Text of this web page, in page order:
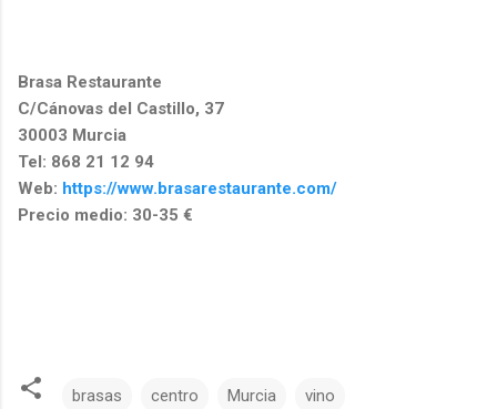
Brasa Restaurante
C/Cánovas del Castillo, 37
30003 Murcia
Tel: 868 21 12 94
Web: https://www.brasarestaurante.com/
Precio medio: 30-35 €
brasas centro Murcia vino